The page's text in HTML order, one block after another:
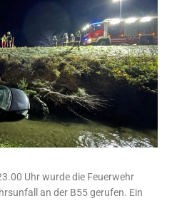
Uhr wurde die Feuerwehr
an der B55 gerufen. Ein